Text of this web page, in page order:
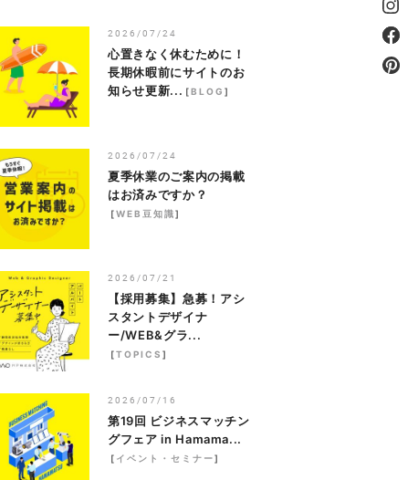
2026/07/24
心置きなく休むために！
長期休暇前にサイトのお
知らせ更新... [BLOG]
2026/07/24
夏季休業のご案内の掲載
はお済みですか？
[WEB豆知識]
2026/07/21
【採用募集】急募！アシ
スタントデザイナ
ー/WEB&グラ...
[TOPICS ]
2026/07/16
第19回 ビジネスマッチン
グフェア in Hamama...
[ イベント・セミナー]